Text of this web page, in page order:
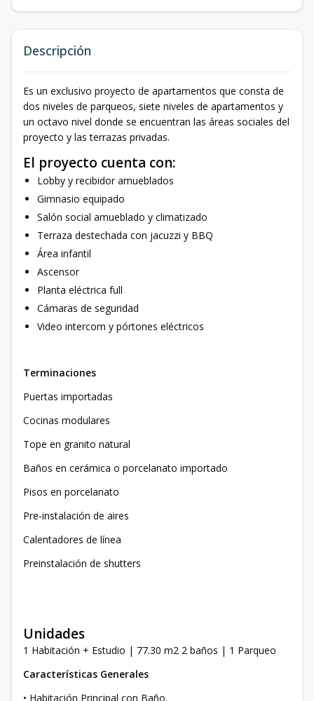
Descripción
Es un exclusivo proyecto de apartamentos que consta de
dos niveles de parqueos, siete niveles de apartamentos y
un octavo nivel donde se encuentran las áreas sociales del
proyecto y las terrazas privadas.
El proyecto cuenta con:
Lobby y recibidor amueblados
Gimnasio equipado
Salón social amueblado y climatizado
Terraza destechada con jacuzzi y BBQ
Área infantil
Ascensor
Planta eléctrica full
Cámaras de seguridad
Video intercom y pórtones eléctricos
Terminaciones
Puertas importadas
Cocinas modulares
Tope en granito natural
Baños en cerámica o porcelanato importado
Pisos en porcelanato
Pre-instalación de aires
Calentadores de línea
Preinstalación de shutters
Unidades
1 Habitación + Estudio | 77.30 m2 2 baños | 1 Parqueo
Características Generales
• Habitación Principal con Baño.